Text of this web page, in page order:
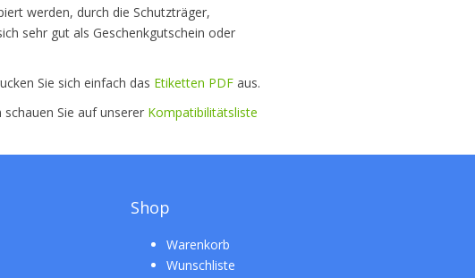
werden, durch die Schutzträger,
sehr gut als Geschenkgutschein oder
Sie sich einfach das Etiketten PDF aus.
Sie auf unserer Kompatibilitätsliste
Shop
Warenkorb
Wunschliste